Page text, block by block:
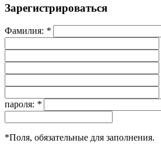
Зарегистрироваться
Фамилия: *
пароля: *
*Поля, обязательные для заполнения.